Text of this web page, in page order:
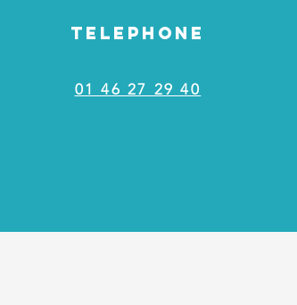
TELEPHONE
01 46 27 29 40